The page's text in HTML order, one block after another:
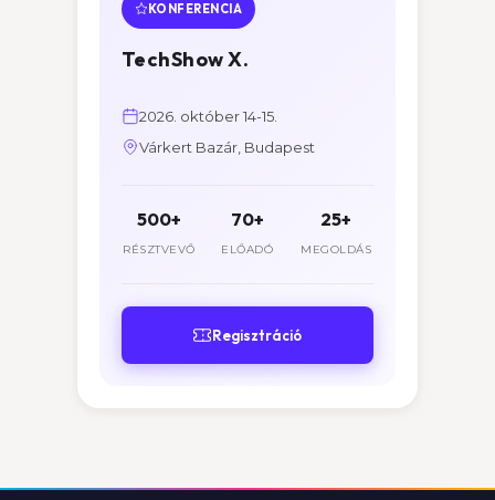
KONFERENCIA
TechShow X.
2026. október 14-15.
Várkert Bazár, Budapest
500+
RÉSZTVEVŐ
70+
ELŐADÓ
25+
MEGOLDÁS
Regisztráció